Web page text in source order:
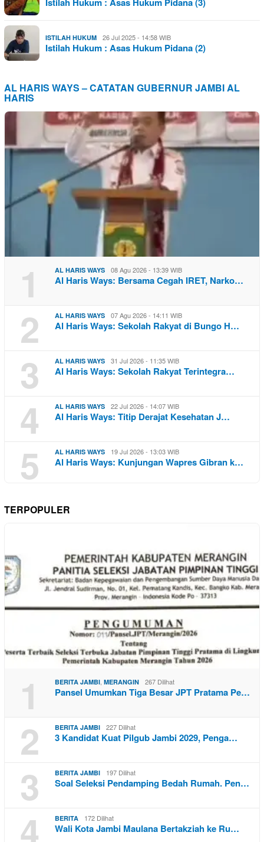
Istilah Hukum : Asas Hukum Pidana (3)
ISTILAH HUKUM 26 Jul 2025 - 14:58 WIB
Istilah Hukum : Asas Hukum Pidana (2)
AL HARIS WAYS – CATATAN GUBERNUR JAMBI AL
HARIS
1 AL HARIS WAYS 08 Agu 2026 - 13:39 WIB
Al Haris Ways: Bersama Cegah IRET, Narko…
2 AL HARIS WAYS 07 Agu 2026 - 14:11 WIB
Al Haris Ways: Sekolah Rakyat di Bungo H…
3 AL HARIS WAYS 31 Jul 2026 - 11:35 WIB
Al Haris Ways: Sekolah Rakyat Terintegra…
4 AL HARIS WAYS 22 Jul 2026 - 14:07 WIB
Al Haris Ways: Titip Derajat Kesehatan J…
5 AL HARIS WAYS 19 Jul 2026 - 13:03 WIB
Al Haris Ways: Kunjungan Wapres Gibran k…
TERPOPULER
1 BERITA JAMBI, MERANGIN 267 Dilihat
Pansel Umumkan Tiga Besar JPT Pratama Pe…
2 BERITA JAMBI 227 Dilihat
3 Kandidat Kuat Pilgub Jambi 2029, Penga…
3 BERITA JAMBI 197 Dilihat
Soal Seleksi Pendamping Bedah Rumah. Pen…
4 BERITA 172 Dilihat
Wali Kota Jambi Maulana Bertakziah ke Ru…